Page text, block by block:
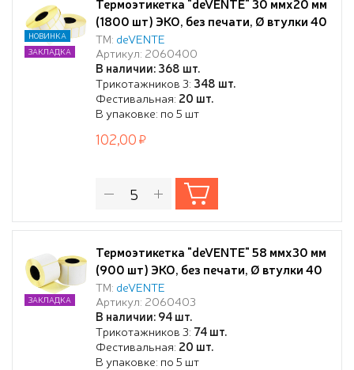
(1800 шт) ЭКО, без печати, Ø втулки 40
мм
ТМ: deVENTE
Артикул: 2060400
В наличии: 368 шт.
Трикотажников 3: 348 шт.
Фестивальная: 20 шт.
В упаковке: по 5 шт
НОВИНКА
ЗАКЛАДКА
102,00
Термоэтикетка "deVENTE" 58 ммx30 мм
(900 шт) ЭКО, без печати, Ø втулки 40
мм
ТМ: deVENTE
Артикул: 2060403
В наличии: 94 шт.
Трикотажников 3: 74 шт.
Фестивальная: 20 шт.
В упаковке: по 5 шт
ЗАКЛАДКА